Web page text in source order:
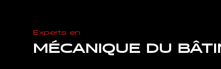
Experts en
MÉCANIQUE DU